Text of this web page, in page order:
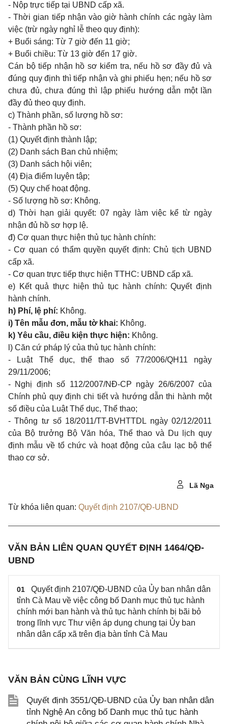
- Nộp trực tiếp tại UBND cấp xã.
-Thời gian tiếp nhận vào giờ hành chính các ngày làm
việc (trừ ngày nghỉ lễ theo quy định):
+ Buổi sáng: Từ 7 giờ đến 11 giờ;
+ Buổi chiều: Từ 13 giờ đến 17 giờ.
Cán bộ tiếp nhận hồ sơ kiểm tra, nếu hồ sơ đầy đủ và
đúng quy định thì tiếp nhận và ghi phiếu hẹn; nếu hồ sơ
chưa đủ, chưa đúng thì lập phiếu hướng dẫn một lần
đầy đủ theo quy định.
c) Thành phần, số lượng hồ sơ:
- Thành phần hồ sơ:
(1) Quyết định thành lập;
(2) Danh sách Ban chủ nhiệm;
(3) Danh sách hội viên;
(4) Địa điểm luyện tập;
(5) Quy chế hoạt động.
- Số lượng hồ sơ: Không.
d) Thời hạn giải quyết: 07 ngày làm việc kể từ ngày
nhận đủ hồ sơ hợp lệ.
đ) Cơ quan thực hiện thủ tục hành chính:
- Cơ quan có thẩm quyền quyết định: Chủ tịch UBND
cấp xã.
- Cơ quan trực tiếp thực hiện TTHC: UBND cấp xã.
e) Kết quả thực hiện thủ tục hành chính: Quyết định
hành chính.
h) Phí, lệ phí: Không.
i) Tên mẫu đơn, mẫu tờ khai: Không.
k) Yêu cầu, điều kiện thực hiện: Không.
l) Căn cứ pháp lý của thủ tục hành chính:
- Luật Thể dục, thể thao số 77/2006/QH11 ngày
29/11/2006;
- Nghị định số 112/2007/NĐ-CP ngày 26/6/2007 của
Chính phủ quy định chi tiết và hướng dẫn thi hành một
số điều của Luật Thể dục, Thể thao;
- Thông tư số 18/2011/TT-BVHTTDL ngày 02/12/2011
của Bộ trưởng Bộ Văn hóa, Thể thao và Du lịch quy
định mẫu về tổ chức và hoạt động của câu lạc bộ thể
thao cơ sở.
Lã Nga
Từ khóa liên quan: Quyết định 2107/QĐ-UBND
VĂN BẢN LIÊN QUAN QUYẾT ĐỊNH 1464/QĐ-
UBND
01
Quyết định 2107/QĐ-UBND của Ủy ban nhân dân
tỉnh Cà Mau về việc công bố Danh mục thủ tục hành
chính mới ban hành và thủ tục hành chính bị bãi bỏ
trong lĩnh vực Thư viện áp dụng chung tại Ủy ban
nhân dân cấp xã trên địa bàn tỉnh Cà Mau
VĂN BẢN CÙNG LĨNH VỰC
Quyết định 3551/QĐ-UBND của Ủy ban nhân dân
tỉnh Nghệ An công bố Danh mục thủ tục hành